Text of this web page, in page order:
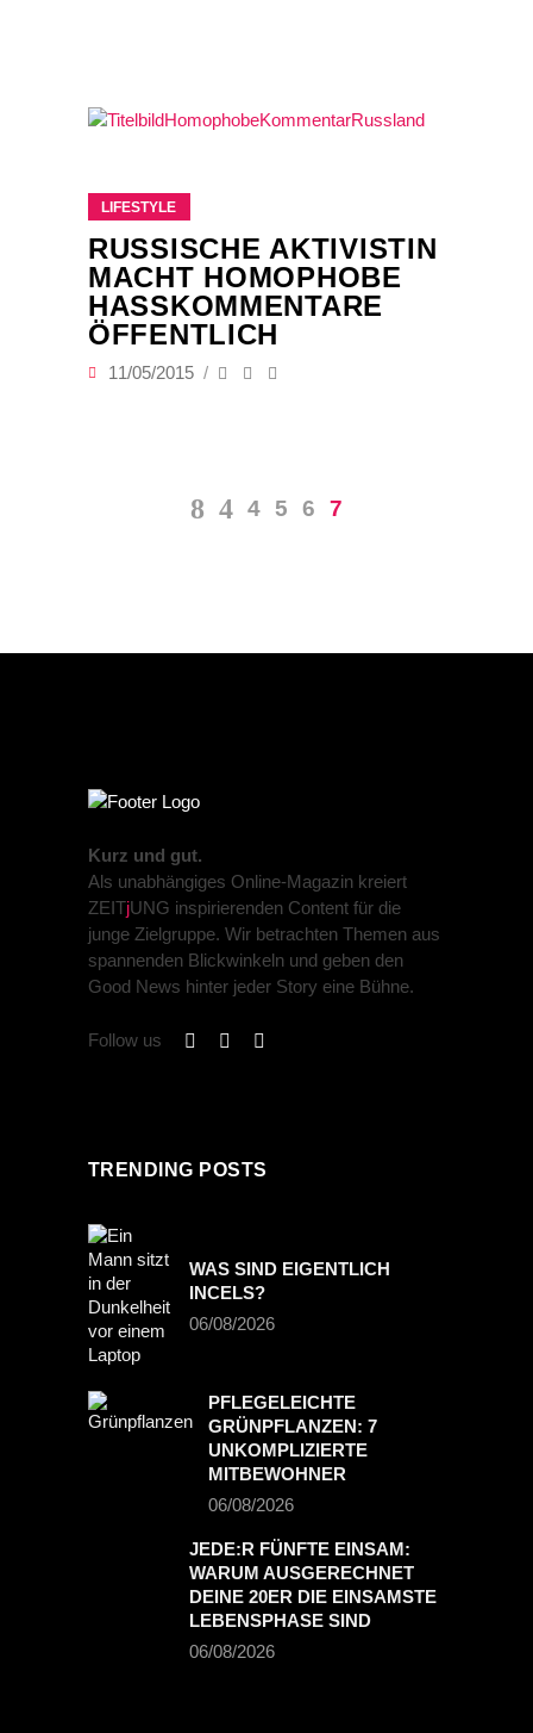
LIFESTYLE
RUSSISCHE AKTIVISTIN
MACHT HOMOPHOBE
HASSKOMMENTARE
ÖFFENTLICH
11/05/2015
4 5 6 7
Kurz und gut.
Als unabhängiges Online-Magazin kreiert
ZEITjUNG inspirierenden Content für die
junge Zielgruppe. Wir betrachten Themen aus
spannenden Blickwinkeln und geben den
Good News hinter jeder Story eine Bühne.
Follow us
TRENDING POSTS
WAS SIND EIGENTLICH
INCELS?
06/08/2026
PFLEGELEICHTE
GRÜNPFLANZEN: 7
UNKOMPLIZIERTE
MITBEWOHNER
06/08/2026
JEDE:R FÜNFTE EINSAM:
WARUM AUSGERECHNET
DEINE 20ER DIE EINSAMSTE
LEBENSPHASE SIND
06/08/2026